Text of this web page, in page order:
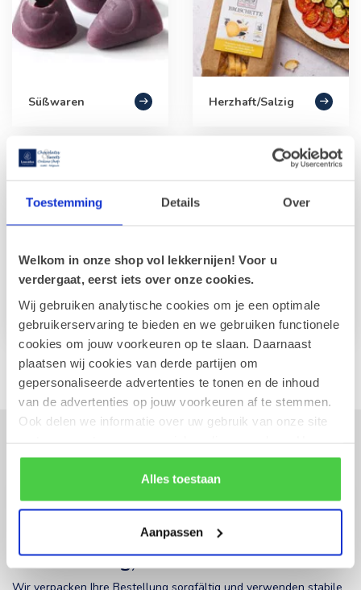
Toestemming Details Over
Welkom in onze shop vol lekkernijen! Voor u
verdergaat, eerst iets over onze cookies.
Wij gebruiken analytische cookies om je een optimale
gebruikerservaring te bieden en we gebruiken functionele
cookies om jouw voorkeuren op te slaan. Daarnaast
plaatsen wij cookies van derde partijen om
gepersonaliseerde advertenties te tonen en de inhoud
van de advertenties op jouw voorkeuren af te stemmen.
Ook delen we informatie over uw gebruik van onze site
rekening mee dat als je bepaalde cookies blokkeert, het
de correcte werking van de website kan verstoren.
Alles toestaan
Aanpassen
Süßwaren Herzhaft/Salzig
Kekse Frühstück
Ihre Bestellung, unsere Priorität!
Bleibe auf dem Laufenden mit unseren Newsletter-Angeboten